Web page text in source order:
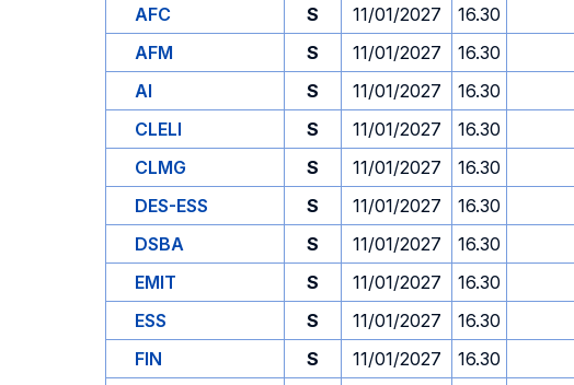
AFC
S 11/01/2027 16.30
AFM
S 11/01/2027 16.30
AI
S 11/01/2027 16.30
CLELI
S 11/01/2027 16.30
CLMG
S 11/01/2027 16.30
DES-ESS
S 11/01/2027 16.30
DSBA
S 11/01/2027 16.30
EMIT
S 11/01/2027 16.30
ESS
S 11/01/2027 16.30
FIN
S 11/01/2027 16.30